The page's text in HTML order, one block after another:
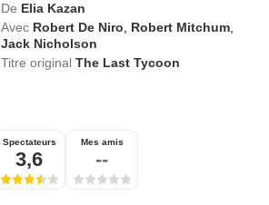
De Elia Kazan
Avec Robert De Niro Robert Mitchum
Jack Nicholson
Titre originalThe Last Tycoon
Spectateurs
3,6
Mes amis
--